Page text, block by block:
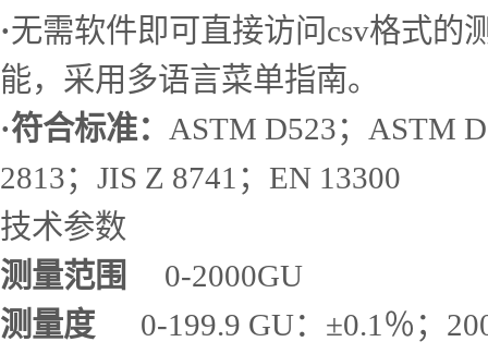
·无需软件即可直接访问csv格式的
能，采用多语言菜单指南。
·符合标准： ASTM D523；ASTM
2813；JIS Z 8741；EN 13300
技术参数
测量范围 0-2000GU
测量度 0-199.9 GU：±0.1％；